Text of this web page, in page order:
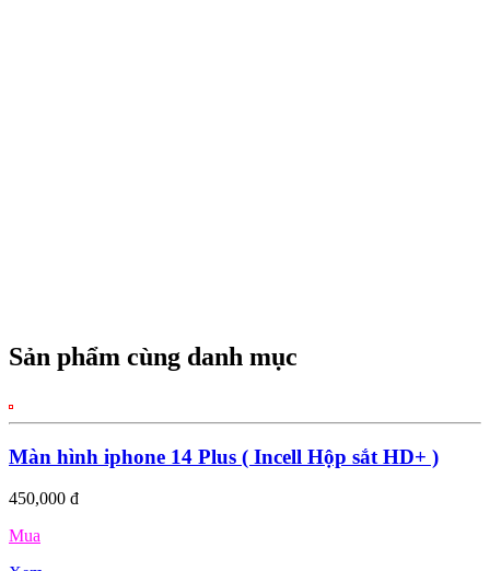
Sản phẩm cùng danh mục
Màn hình iphone 14 Plus ( Incell Hộp sắt HD+ )
450,000 đ
Mua